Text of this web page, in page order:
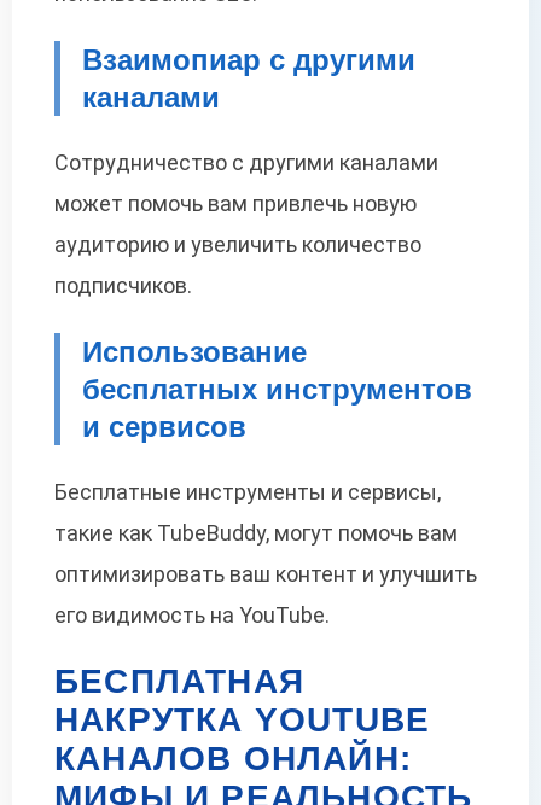
Взаимопиар с другими
каналами
Сотрудничество с другими каналами
может помочь вам привлечь новую
аудиторию и увеличить количество
подписчиков.
Использование
бесплатных инструментов
и сервисов
Бесплатные инструменты и сервисы,
такие как TubeBuddy, могут помочь вам
оптимизировать ваш контент и улучшить
его видимость на YouTube.
БЕСПЛАТНАЯ
НАКРУТКА YOUTUBE
КАНАЛОВ ОНЛАЙН:
МИФЫ И РЕАЛЬНОСТЬ